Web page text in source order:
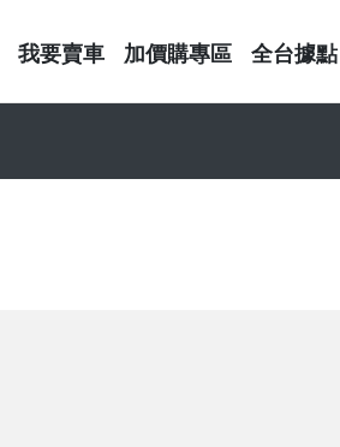
我要賣車 加價購專區 全台據點